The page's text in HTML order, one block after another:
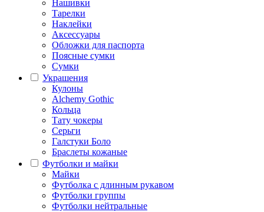
Нашивки
Тарелки
Наклейки
Аксессуары
Обложки для паспорта
Поясные сумки
Сумки
Украшения
Кулоны
Alchemy Gothic
Кольца
Тату чокеры
Серьги
Галстуки Боло
Браслеты кожаные
Футболки и майки
Майки
Футболка с длинным рукавом
Футболки группы
Футболки нейтральные